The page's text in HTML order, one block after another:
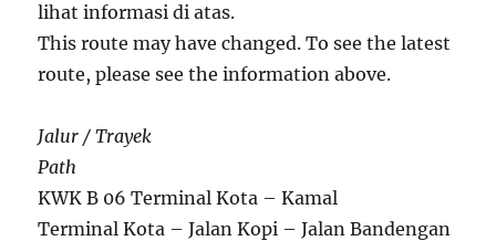
lihat informasi di atas.
This route may have changed. To see the latest
route, please see the information above.
Jalur / Trayek
Path
KWK B 06 Terminal Kota – Kamal
Terminal Kota – Jalan Kopi – Jalan Bandengan